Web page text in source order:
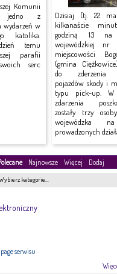
Komunii
jedno z
wydarzeń w
katolika.
temu
parafii
serc
Dzisiaj (tj. 22
kilkanaście
godziną 13 na
wojewódzkiej
miejscowości
(gmina
do zderzenia
pojazdów skody i
typu pick-up. W
zdarzenia
zostały trzy
wojewódzka
prowadzonych
Najnowsze Więcej Dodaj
kategorie…
serwisu